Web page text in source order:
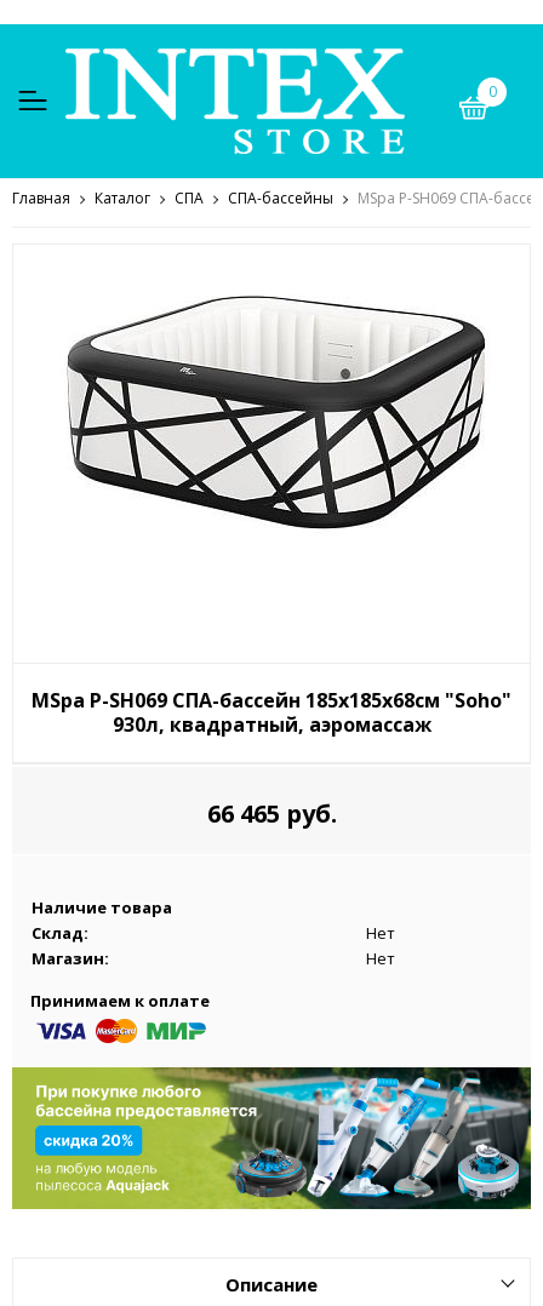
0
Главная Каталог СПА СПА-бассейны MSpa P-SH069 СПА-
MSpa P-SH069 СПА-бассейн 185х185х68см "Soho"
930л, квадратный, аэромассаж
66 465 руб.
Наличие товара
Склад:
Нет
Магазин:
Нет
Принимаем к оплате
Описание